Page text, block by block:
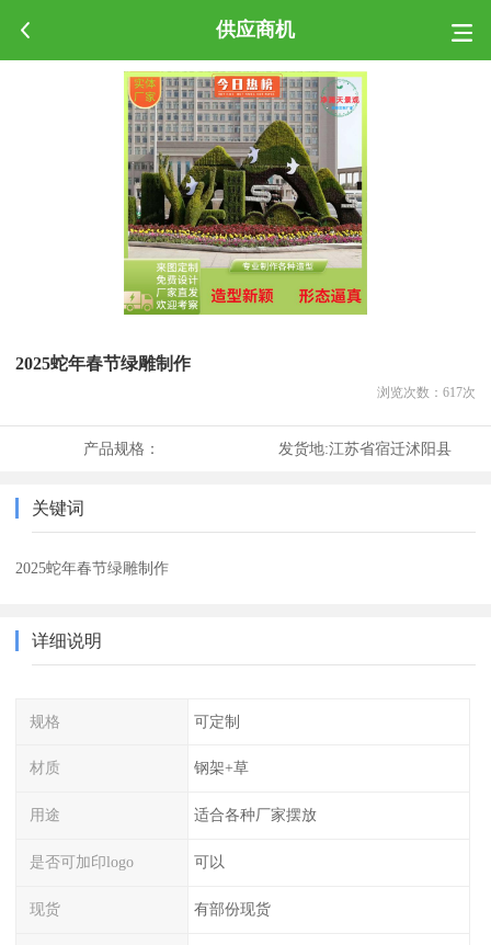
供应商机
2025蛇年春节绿雕制作
浏览次数： 617次
产品规格： 发货地:江苏省宿迁沭阳县
关键词
2025蛇年春节绿雕制作
详细说明
规格 可定制
材质 钢架+草
用途 适合各种厂家摆放
是否可加印logo 可以
现货 有部份现货